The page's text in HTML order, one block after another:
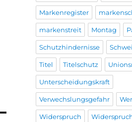
Markenregister
markenstreit Montag
Schutzhindernisse
Titel Titelschutz
Unterscheidungskraft
Verwechslungsgefahr
Widerspruch